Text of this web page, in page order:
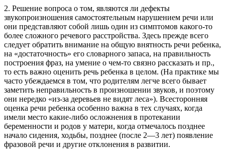
2. Решение вопроса о том, являются ли дефекты
звукопроизношения самостоятельным нарушением речи или
они представляют собой лишь один из симптомов какого-то
более сложного речевого расстройства. Здесь прежде всего
следует обратить внимание на общую внятность речи ребенка,
на «достаточность» его словарного запаса, на правильность
построения фраз, на умение о чем-то связно рассказать и пр.,
то есть важно оценить речь ребенка в целом. (На практике мы
часто убеждаемся в том, что родителям легче всего бывает
заметить неправильность в произношении звуков, и поэтому
они нередко «из-за деревьев не видят леса»). Всесторонняя
оценка речи ребенка особенно важна в тех случаях, когда
имели место какие-либо осложнения в протекании
беременности и родов у матери, когда отмечалось позднее
начало сидения, ходьбы, позднее (после 2—3 лет) появление
фразовой речи и другие отклонения в развитии.